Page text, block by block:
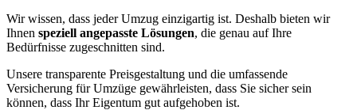
Wir wissen, dass jeder Umzug einzigartig ist. Deshalb bieten wir
Ihnen speziell angepasste Lösungen, die genau auf Ihre
Bedürfnisse zugeschnitten sind.
Unsere transparente Preisgestaltung und die umfassende
Versicherung für Umzüge gewährleisten, dass Sie sicher sein
können, dass Ihr Eigentum gut aufgehoben ist.